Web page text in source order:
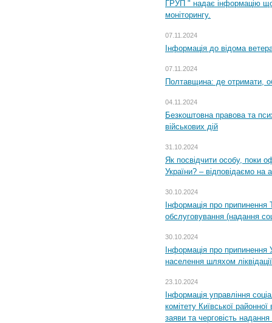
ГРУП " надає інформацію
моніторингу.
07.11.2024
Інформація до відома
07.11.2024
Полтавщина: де отримати,
04.11.2024
Безкоштовна правова та
військових дій
31.10.2024
Як посвідчити особу, поки
України? – відповідаємо на
30.10.2024
Інформація про припинення
обслуговування (надання
30.10.2024
Інформація про припинення
населення шляхом ліквідації
23.10.2024
Інформація управління
комітету Київської
заяви та черговість надання